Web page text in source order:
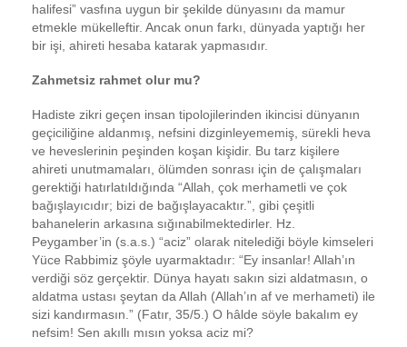
halifesi” vasfına uygun bir şekilde dünyasını da mamur
etmekle mükelleftir. Ancak onun farkı, dünyada yaptığı her
bir işi, ahireti hesaba katarak yapmasıdır.
Zahmetsiz rahmet olur mu?
Hadiste zikri geçen insan tipolojilerinden ikincisi dünyanın
geçiciliğine aldanmış, nefsini dizginleyememiş, sürekli heva
ve heveslerinin peşinden koşan kişidir. Bu tarz kişilere
ahireti unutmamaları, ölümden sonrası için de çalışmaları
gerektiği hatırlatıldığında “Allah, çok merhametli ve çok
bağışlayıcıdır; bizi de bağışlayacaktır.”, gibi çeşitli
bahanelerin arkasına sığınabilmektedirler. Hz.
Peygamber’in (s.a.s.) “aciz” olarak nitelediği böyle kimseleri
Yüce Rabbimiz şöyle uyarmaktadır: “Ey insanlar! Allah’ın
verdiği söz gerçektir. Dünya hayatı sakın sizi aldatmasın, o
aldatma ustası şeytan da Allah (Allah’ın af ve merhameti) ile
sizi kandırmasın.” (Fatır, 35/5.) O hâlde söyle bakalım ey
nefsim! Sen akıllı mısın yoksa aciz mi?